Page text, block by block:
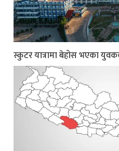
स्कुटर यात्रामा बेहोस भएका